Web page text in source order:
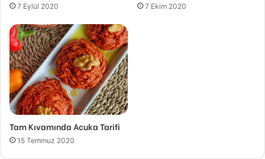
7 Eylül 2020 7 Ekim 2020
Tam Kıvamında Acuka Tarifi
15 Temmuz 2020